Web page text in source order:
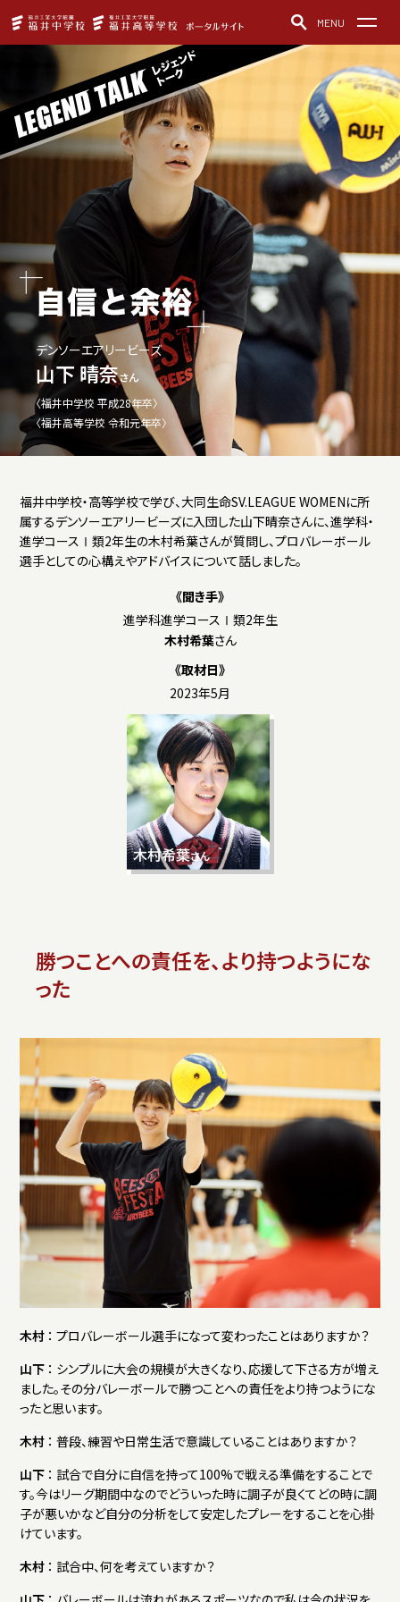
MENU
福井中学校・福井高等学校
お知らせ
中高一貫教育
教育方針
クラブ活動
施設の紹介
学校紹介動画
デュアル・ディプロマ・プログラム
レジェンドトーク
アクセス
ご寄付について
福井中学校
お問い合わせ パンフレット
福井高等学校
福井中学校資料請求
福井高等学校資料請求
デンソーエアリービーズ
山下 晴奈さん
〈福井中学校 平成28年卒〉
〈福井高等学校 令和元年卒〉
福井中学校・高等学校で学び、大同生命SV.LEAGUE WOMENに所
属するデンソーエアリービーズに入団した山下晴奈さんに、進学科・
進学コースⅠ類2年生の木村希葉さんが質問し、プロバレーボール
選手としての心構えやアドバイスについて話しました。
《聞き手》
進学科進学コースⅠ類2年生
木村希葉さん
《取材日》
2023年5月
勝つことへの責任を、より持つようにな
った
木村 ： プロバレーボール選手になって変わったことはありますか？
山下 ： シンプルに大会の規模が大きくなり、応援して下さる方が増え
ました。その分バレーボールで勝つことへの責任をより持つようにな
ったと思います。
木村 ： 普段、練習や日常生活で意識していることはありますか？
山下 ： 試合で自分に自信を持って100%で戦える準備をすることで
す。今はリーグ期間中なのでどういった時に調子が良くてどの時に調
子が悪いかなど自分の分析をして安定したプレーをすることを心掛
けています。
木村 ： 試合中、何を考えていますか？